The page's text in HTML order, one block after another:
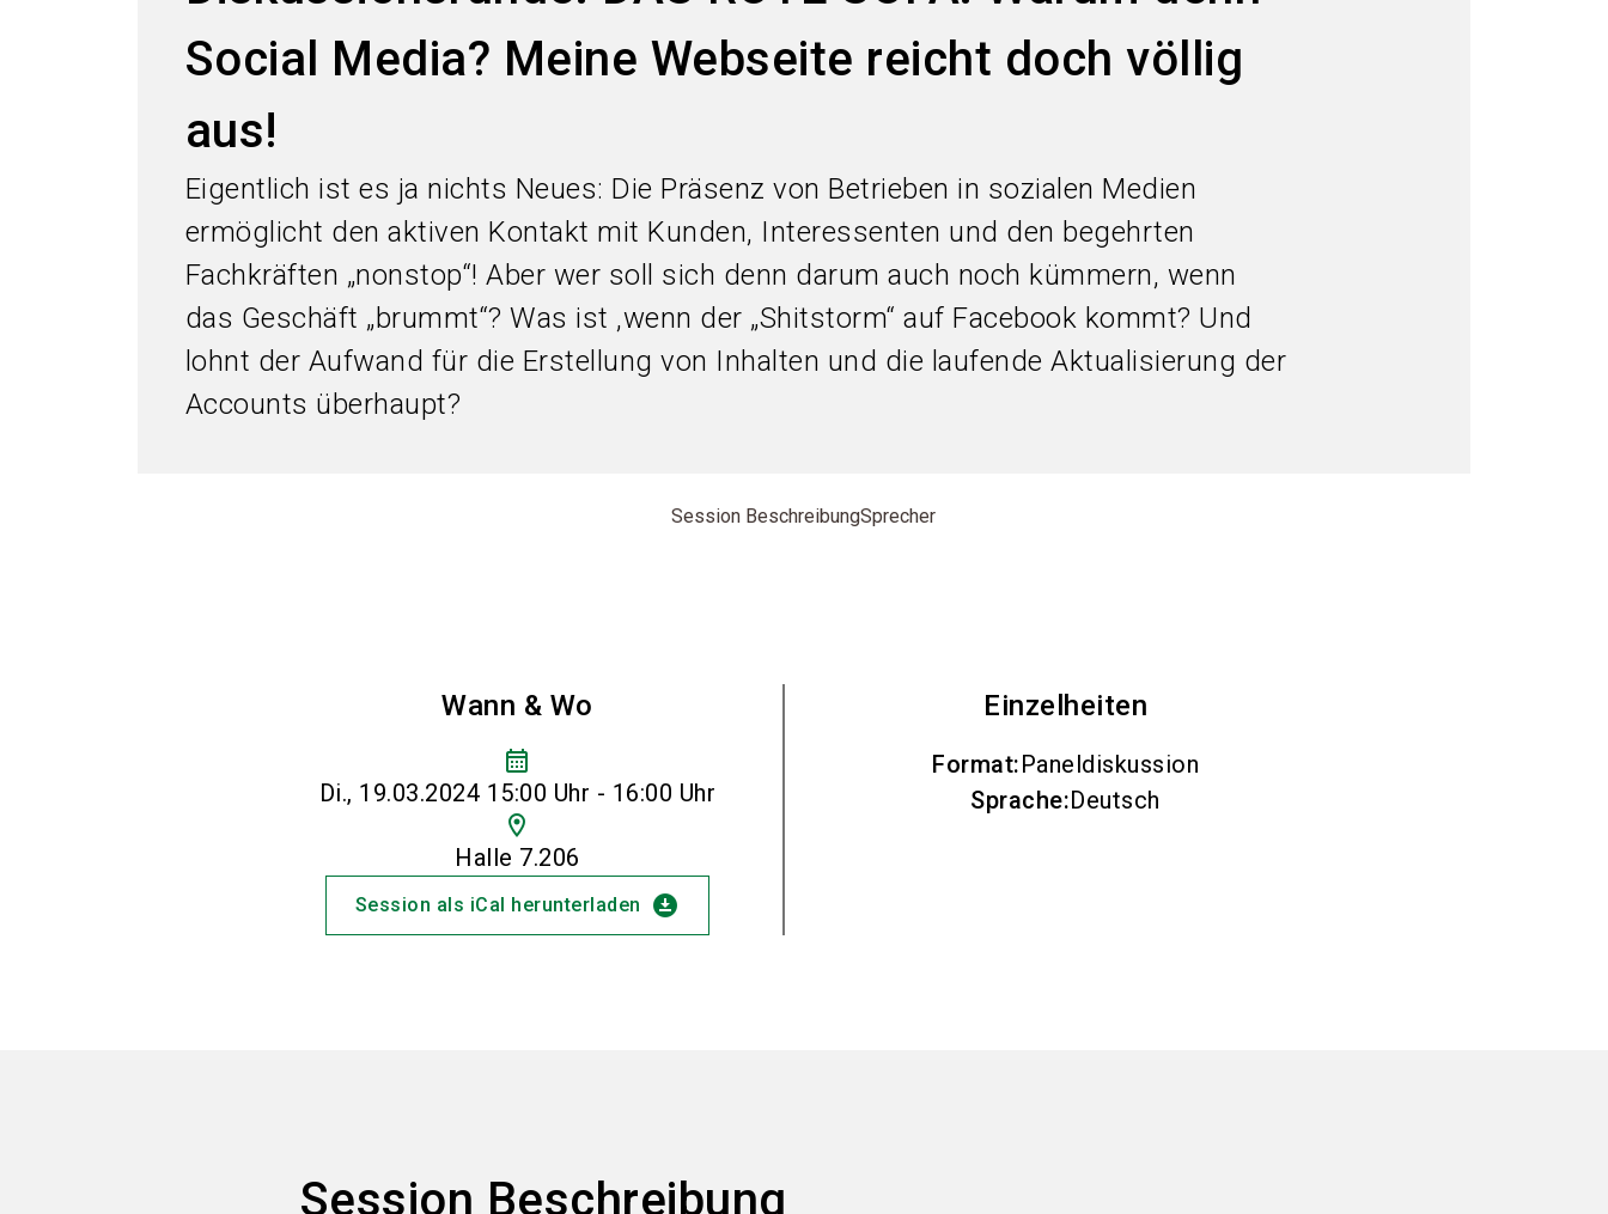
Social Media? Meine Webseite reicht doch völlig
aus!
Eigentlich ist es ja nichts Neues: Die Präsenz von Betrieben in sozialen Medien
ermöglicht den aktiven Kontakt mit Kunden, Interessenten und den begehrten
Fachkräften „nonstop“! Aber wer soll sich denn darum auch noch kümmern, wenn
das Geschäft „brummt“? Was ist ,wenn der „Shitstorm“ auf Facebook kommt? Und
lohnt der Aufwand für die Erstellung von Inhalten und die laufende Aktualisierung der
Accounts überhaupt?
Session BeschreibungSprecher
Wann & Wo
calendar_month
Di., 19.03.2024 15:00 Uhr - 16:00 Uhr
location_on
Halle 7.206
Session als iCal herunterladen download_for_offline
Einzelheiten
Format:Paneldiskussion
Sprache:Deutsch
Session Beschreibung